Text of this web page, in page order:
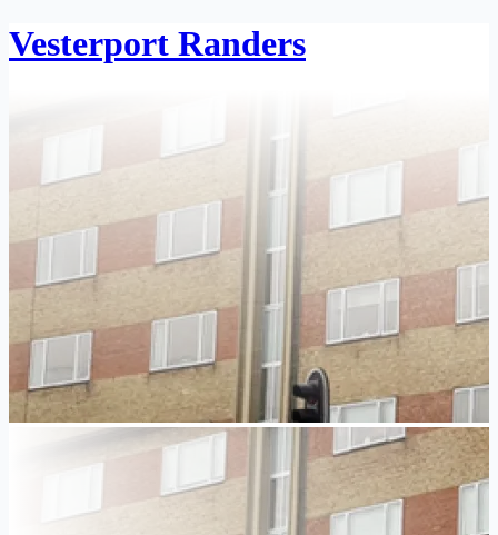
Vesterport Randers